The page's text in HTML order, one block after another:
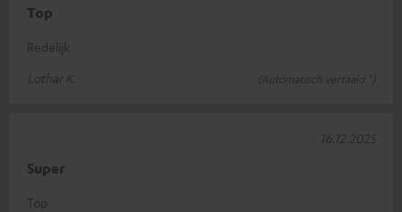
Top
Redelijk
Lothar K.
(Automatisch vertaald *)
Super
Top
16.12.2025